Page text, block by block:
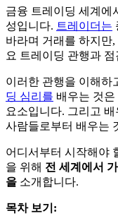
금융 트레이딩 세계에
성입니다. 트레이더는
바라며 거래를 하지만,
요 트레이딩 관행과
이러한 관행을 이해하
딩 심리를 배우는 것
요소입니다. 그리고
사람들로부터 배우는
어디서부터 시작해야
을 위해 전 세계에서
을 소개합니다.
목차 보기: